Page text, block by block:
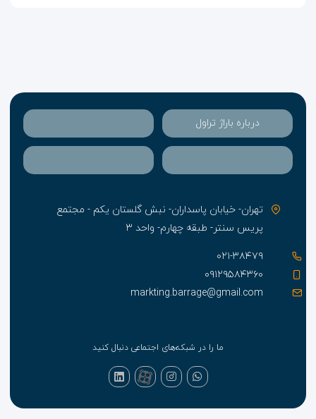
درباره باراژ تراول
تهران- خیابان پاسداران- نبش گلستان یکم - مجتمع
پریس سنتر- طبقه چهارم- واحد ۳
۰۲۱-۳۸۴۷۹
۰۹۱۲۹۵۸۴۳۶۰
markting.barrage@gmail.com
ما را در شبکه‌های اجتماعی دنبال کنید